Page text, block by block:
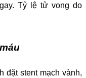
Tỷ lệ tử vong do
đặt stent mạch vành,